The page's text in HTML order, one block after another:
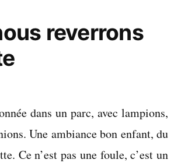
reverrons
dans un parc, avec lampions,
Une ambiance bon enfant, du
Ce n’est pas une foule, c’est un